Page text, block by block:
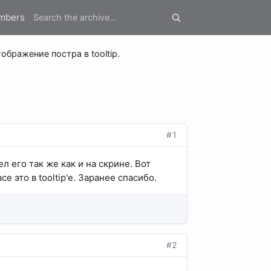
постра в tooltip.
#1
его так же как и на скрине. Вот
это в tooltip'e. Заранее спасибо.
#2